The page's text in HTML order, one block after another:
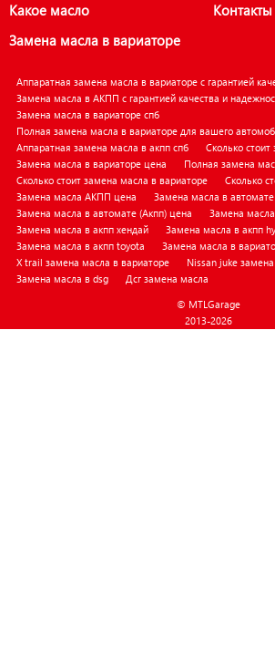
Какое масло
Замена масла в вариаторе
Контакты
Аппаратная замена масла в вариаторе с гарантией
Замена масла в АКПП с гарантией качества и
Замена масла в вариаторе спб
Полная замена масла в вариаторе для вашего
Аппаратная замена масла в акпп спб
Сколько
Замена масла в вариаторе цена
Полная замена
Сколько стоит замена масла в вариаторе
Сколько
Замена масла АКПП цена
Замена масла в автомате
Замена масла в автомате (Акпп) цена
Замена
Замена масла в акпп хендай
Замена масла в акпп
Замена масла в акпп toyota
Замена масла в
X trail замена масла в вариаторе
Nissan juke
Замена масла в dsg
Дсг замена масла
© MTLGarage
2013-2026